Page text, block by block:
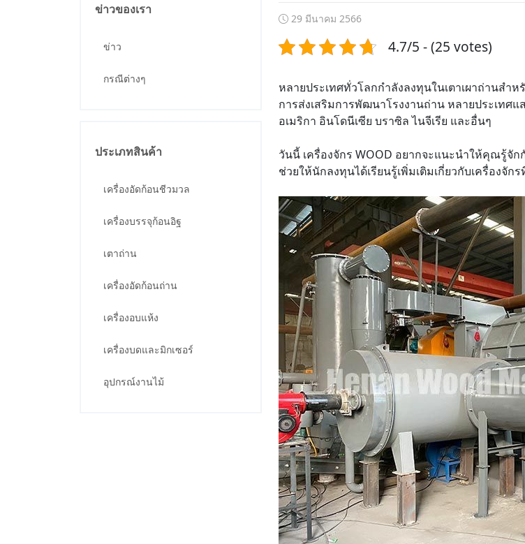
ข่าวของเรา
ข่าว
กรณีต่างๆ
ประเภทสินค้า
เครื่องอัดก้อนชีวมวล
เครื่องบรรจุก้อนอิฐ
เตาถ่าน
เครื่องอัดก้อนถ่าน
เครื่องอบแห้ง
เครื่องบดและมิกเซอร์
อุปกรณ์งานไม้
29 มีนาคม 2566
4.7/5 - (25 votes)
หลายประเทศทั่วโลกกำลังลงทุนในเตาเผาถ่านสำ
การส่งเสริมการพัฒนาโรงงานถ่าน หลายประเทศ
อเมริกา อินโดนีเซีย บราซิล ไนจีเรีย และอื่นๆ
วันนี้ เครื่องจักร WOOD อยากจะแนะนำให้คุณรู้จัก
ช่วยให้นักลงทุนได้เรียนรู้เพิ่มเติมเกี่ยวกับเครื่องจัก